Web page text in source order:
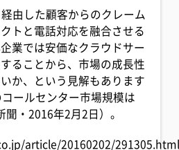
由した顧客からのクレーム
トと電話対応を融合させる
業では安価なクラウドサー
ることから、市場の成長性
か、という見解もあります
コールセンター市場規模は
・2016年2月2日）。
article/20160202/